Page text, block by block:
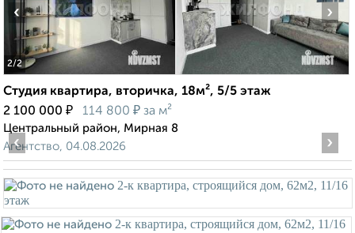
2/2
‹ ›
Студия квартира, вторичка, 18м², 5/5 этаж
2 100 000 ₽ 114 800 ₽ за м²
Центральный район, Мирная 8
Агентство, 04.08.2026
‹ ›